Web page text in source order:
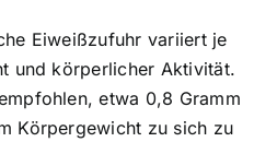
Eiweißzufuhr variiert je
und körperlicher Aktivität.
etwa 0,8 Gramm
Körpergewicht zu sich zu